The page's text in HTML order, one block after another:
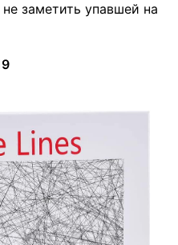
заметить упавшей на